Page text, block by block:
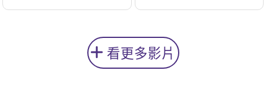
看更多影片